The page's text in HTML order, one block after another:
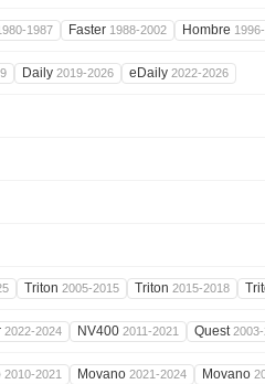
1987 Faster 1988-2002 Hombre
Daily 2019-2026 eDaily 2022-2026
Triton 2005-2015 Triton 2015-2018
2022-2024 NV400 2011-2021 Quest
2010-2021 Movano 2021-2024 Movano